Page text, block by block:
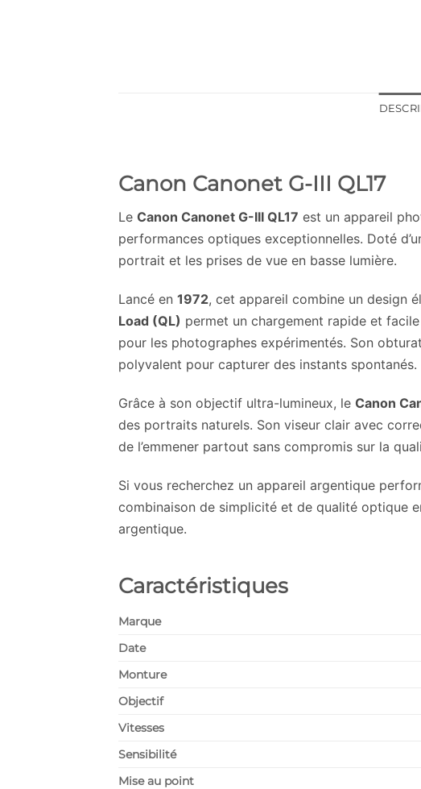
Canon Canonet G-III QL17
Le Canon Canonet G-III QL17 est un appareil
performances optiques exceptionnelles. Doté
portrait et les prises de vue en basse lumière.
Lancé en 1972, cet appareil combine un design
Load (QL) permet un chargement rapide et
pour les photographes expérimentés. Son
polyvalent pour capturer des instants spontanés.
Grâce à son objectif ultra-lumineux, le Canon
des portraits naturels. Son viseur clair avec
de l’emmener partout sans compromis sur la
Si vous recherchez un appareil argentique
combinaison de simplicité et de qualité optique
argentique.
Caractéristiques
Marque
Date
Monture
Objectif
Vitesses
Sensibilité
Mise au point